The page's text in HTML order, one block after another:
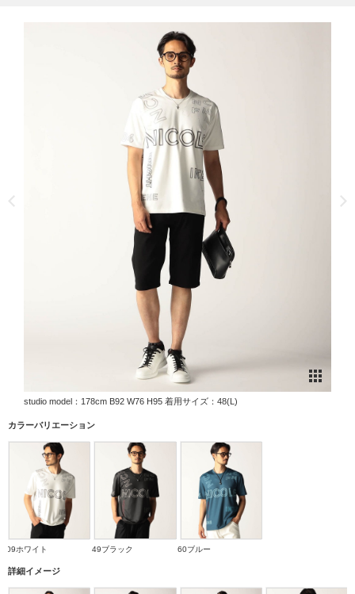
studio model：178cm B92 W76 H95 着用サイズ：48(L)
カラーバリエーション
09ホワイト 49ブラック 60ブルー
詳細イメージ